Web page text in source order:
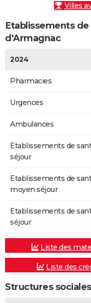
Villes
Etablissements
d'Armagnac
2024
Pharmacies
Urgences
Ambulances
Etablissements de
séjour
Etablissements de
moyen séjour
Etablissements de
séjour
Liste des
Liste des
Structures